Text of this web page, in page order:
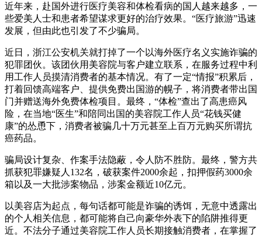
近年来，赴国外进行医疗美容和体检看病的国人越来越多，一
些爱美人士和患者希望谋求更好的治疗效果。“医疗旅游”迅速
发展，但由此也引发了不少骗局。
近日，浙江公安机关就打掉了一个以海外医疗名义实施诈骗的
犯罪团伙。该团伙用美容院与客户建立联系，在服务过程中利
用工作人员摸清消费者的基本情况。有了一定“情报”积累后，
打着回馈高端客户、提供免费出国游的幌子，将消费者带出国
门并赠送海外免费体检项目。最终，“体检”查出了高患癌风
险，在当地“医生”和陪同出国的美容院工作人员“花钱买健
康”的怂恿下，消费者被骗几十万元甚至上百万元购买所谓抗
癌药品。
骗局设计复杂、作案手法隐蔽，令人防不胜防。最终，警方共
抓获犯罪嫌疑人132名，破获案件2000余起，扣押假药3000余
箱以及一大批涉案物品，涉案金额近10亿元。
以美容店为起点，每句话都可能是诈骗的诱饵，无意中透露出
的个人相关信息，都可能将自己向豪华外表下的陷阱推得更
近。不法分子通过美容院工作人员长期接触消费者，在掌握了